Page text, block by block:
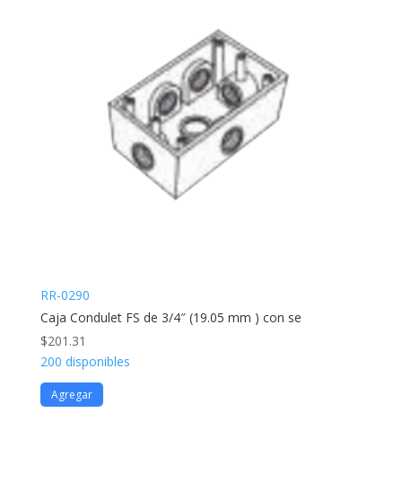
RR-0290
Caja Condulet FS de 3/4″ (19.05 mm ) con se
$201.31
200 disponibles
Agregar